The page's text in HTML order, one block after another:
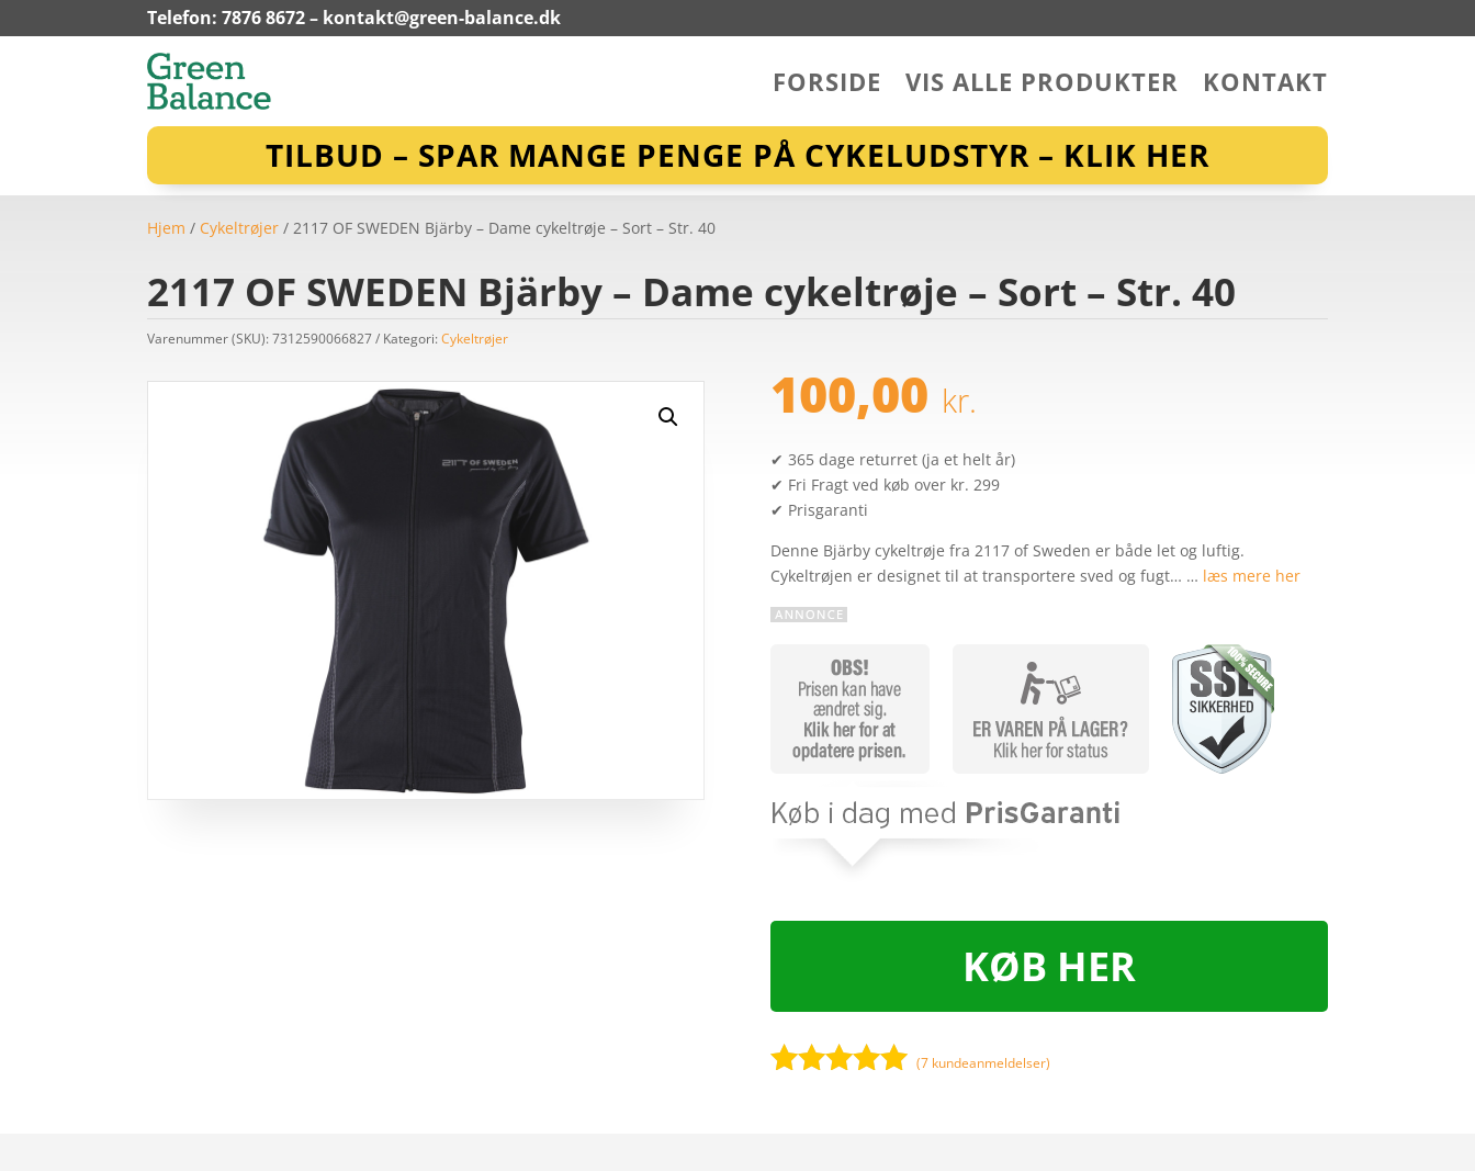
Telefon: 7876 8672 – kontakt@green-balance.dk
FORSIDE VIS ALLE PRODUKTER KONTAKT
TILBUD – SPAR MANGE PENGE PÅ CYKELUDSTYR – KLIK HER
Hjem / Cykeltrøjer / 2117 OF SWEDEN Bjärby – Dame cykeltrøje – Sort – Str. 40
2117 OF SWEDEN Bjärby – Dame cykeltrøje – Sort – Str. 40
Varenummer (SKU):7312590066827 Kategori:Cykeltrøjer
100,00 kr.
✔ 365 dage returret (ja et helt år)
✔ Fri Fragt ved køb over kr. 299
✔ Prisgaranti
Denne Bjärby cykeltrøje fra 2117 of Sweden er både let og luftig.
Cykeltrøjen er designet til at transportere sved og fugt… … læs mere her
KØB HER
(7 kundeanmeldelser)